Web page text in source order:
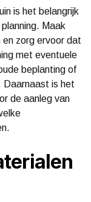
is het belangrijk
Maak
zorg ervoor dat
met eventuele
beplanting of
Daarnaast is het
de aanleg van